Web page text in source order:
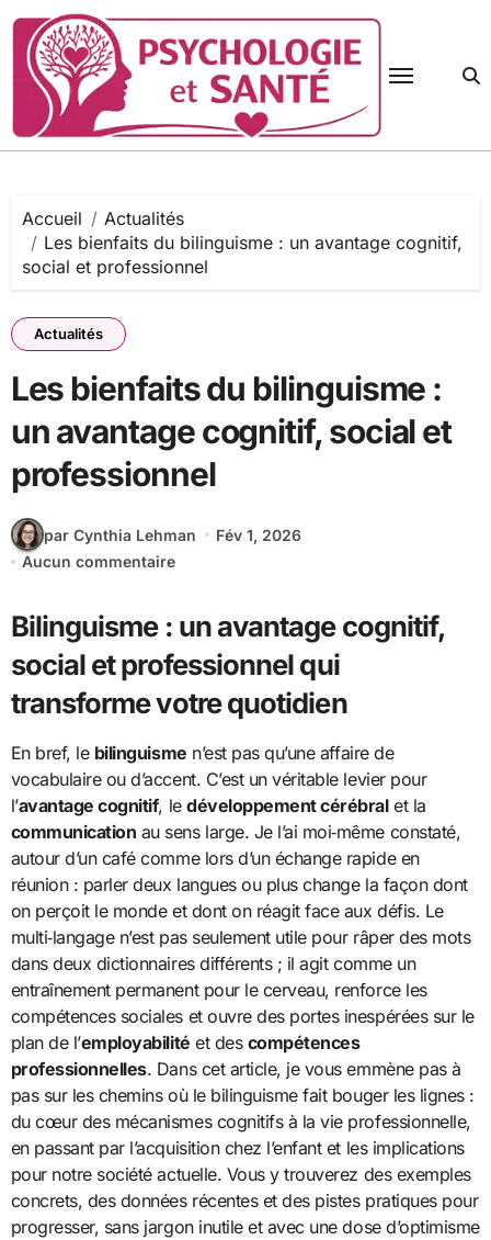
contenu
Accueil
Actualités
Les bienfaits du bilinguisme : un avantage cognitif,
social et professionnel
Actualités
Les bienfaits du bilinguisme :
un avantage cognitif, social et
professionnel
par Cynthia Lehman
Fév 1, 2026
Aucun commentaire
Bilinguisme : un avantage cognitif,
social et professionnel qui
transforme votre quotidien
En bref, le bilinguisme n’est pas qu’une affaire de
vocabulaire ou d’accent. C’est un véritable levier pour
l’avantage cognitif, ledéveloppement cérébralet la
communication au sens large. Je l’ai moi‑même constaté,
autour d’un café comme lors d’un échange rapide en
réunion : parler deux langues ou plus change la façon dont
on perçoit le monde et dont on réagit face aux défis. Le
multi‑langage n’est pas seulement utile pour râper des mots
dans deux dictionnaires différents ; il agit comme un
entraînement permanent pour le cerveau, renforce les
compétences sociales et ouvre des portes inespérées sur le
plan de l’employabilité et des compétences
professionnelles. Dans cet article, je vous emmène pas à
pas sur les chemins où le bilinguisme fait bouger les lignes :
du cœur des mécanismes cognitifs à la vie professionnelle,
en passant par l’acquisition chez l’enfant et les implications
pour notre société actuelle. Vous y trouverez des exemples
concrets, des données récentes et des pistes pratiques pour
progresser, sans jargon inutile et avec une dose d’optimisme